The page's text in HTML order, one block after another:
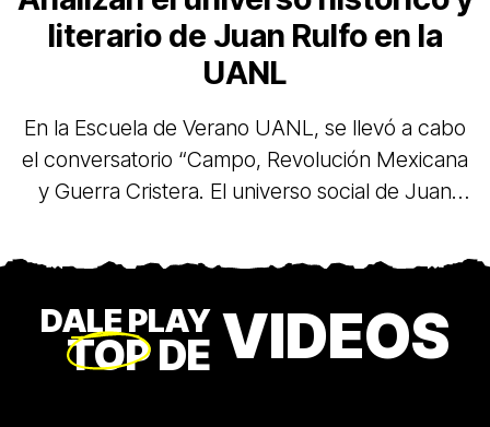
literario de Juan Rulfo en la
UANL
En la Escuela de Verano UANL, se llevó a cabo
el conversatorio “Campo, Revolución Mexicana
y Guerra Cristera. El universo social de Juan
fotográfica sobre el autor jaliciense en el Colegio
DALE PLAY
TOPDE VIDEOS